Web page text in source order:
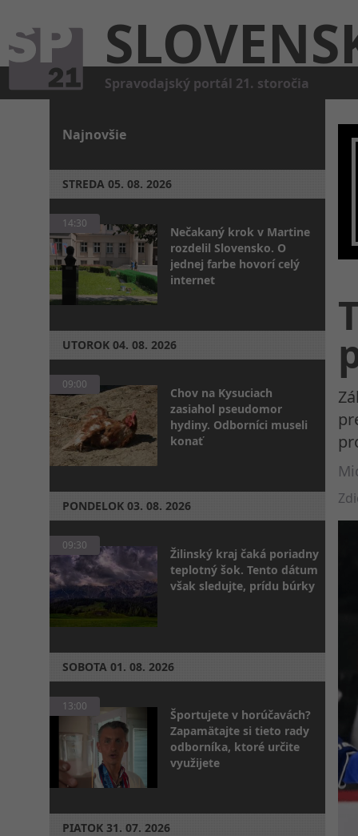
Spravodajský portál 21. storočia
Najnovšie
STREDA 05. 08. 2026
14:30
Nečakaný krok v Martine
rozdelil Slovensko. O
jednej farbe hovorí celý
internet
UTOROK 04. 08. 2026
09:00
Chov na Kysuciach
zasiahol pseudomor
hydiny. Odborníci museli
konať
PONDELOK 03. 08. 2026
09:30
Žilinský kraj čaká poriadny
teplotný šok. Tento dátum
však sledujte, prídu búrky
SOBOTA 01. 08. 2026
13:00
Športujete v horúčavách?
Zapamätajte si tieto rady
odborníka, ktoré určite
využijete
PIATOK 31. 07. 2026